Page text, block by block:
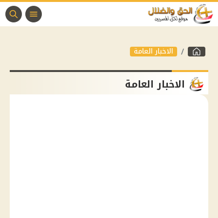
الاخبار العامة
الاخبار العامة